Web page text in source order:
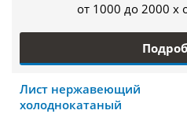
от 1000 до 2000 x
Лист нержавеющий
холоднокатаный